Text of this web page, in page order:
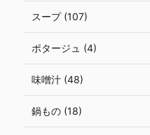
スープ (107)
ポタージュ (4)
味噌汁 (48)
鍋もの (18)